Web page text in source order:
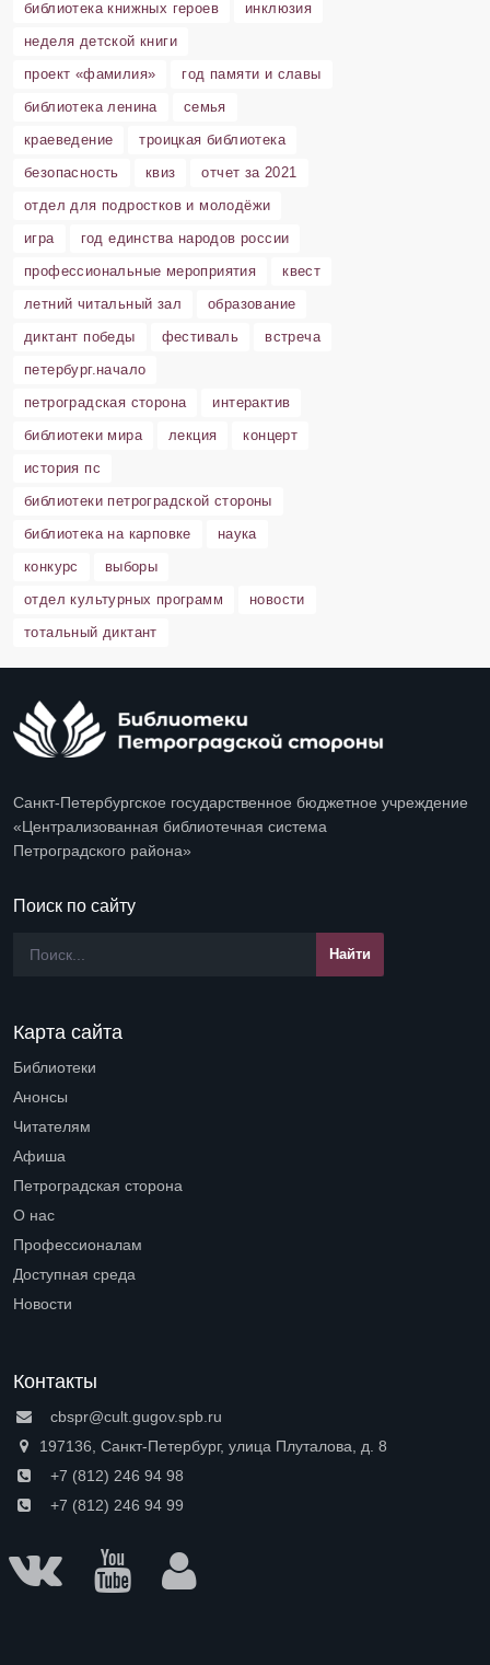
библиотека книжных героев
инклюзия
неделя детской книги
проект «фамилия»
год памяти и славы
библиотека ленина
семья
краеведение
троицкая библиотека
безопасность
квиз
отчет за 2021
отдел для подростков и молодёжи
игра
год единства народов россии
профессиональные мероприятия
квест
летний читальный зал
образование
диктант победы
фестиваль
встреча
петербург.начало
петроградская сторона
интерактив
библиотеки мира
лекция
концерт
история пс
библиотеки петроградской стороны
библиотека на карповке
наука
конкурс
выборы
отдел культурных программ
новости
тотальный диктант
Санкт-Петербургское государственное бюджетное учреждение
«Централизованная библиотечная система
Петроградского района»
Поиск по сайту
Карта сайта
Библиотеки
Анонсы
Читателям
Афиша
Петроградская сторона
О нас
Профессионалам
Доступная среда
Новости
Контакты
cbspr@cult.gugov.spb.ru
197136, Санкт-Петербург, улица Плуталова, д. 8
+7 (812) 246 94 98
+7 (812) 246 94 99